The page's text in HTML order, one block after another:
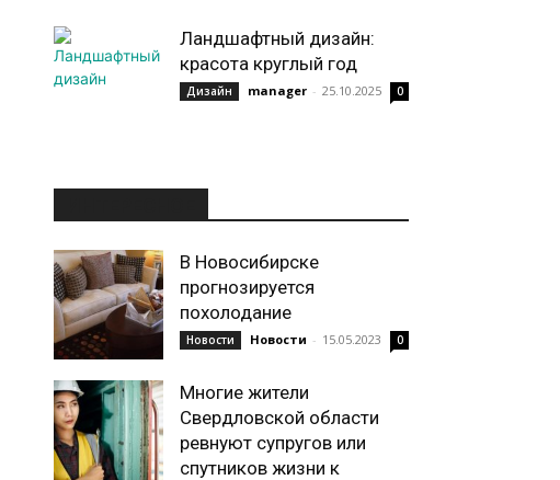
Ландшафтный дизайн:
красота круглый год
Дизайн manager - 25.10.2025 0
В Новосибирске
прогнозируется
похолодание
Новости Новости - 15.05.2023 0
Многие жители
Свердловской области
ревнуют супругов или
спутников жизни к